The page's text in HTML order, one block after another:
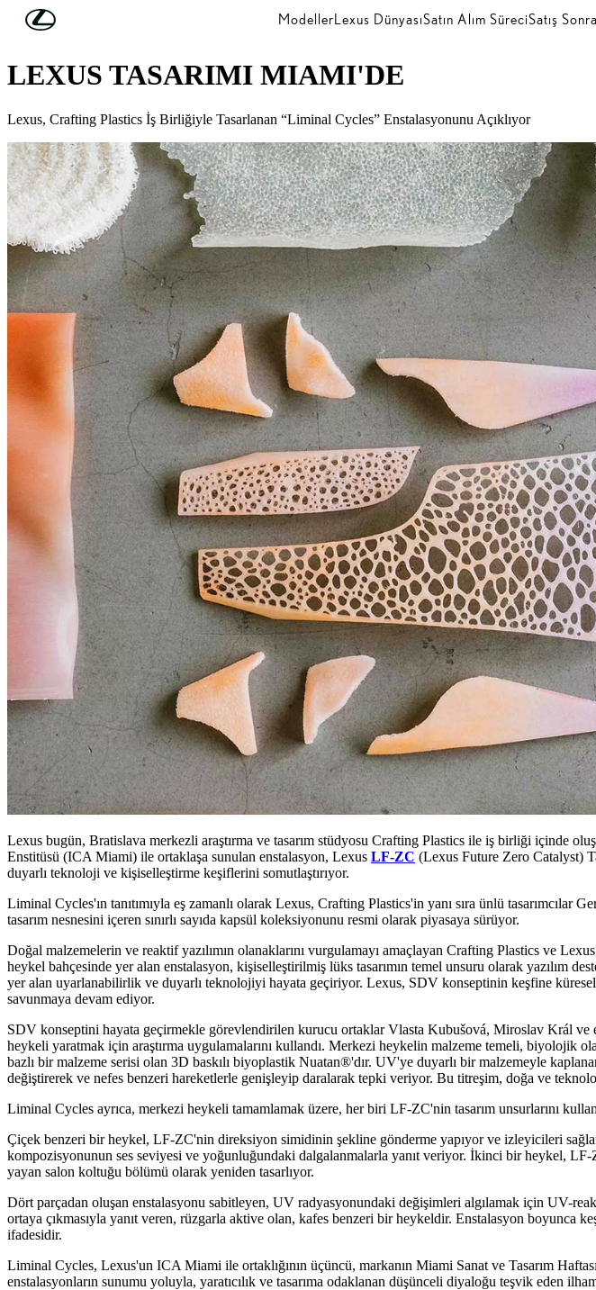
Skip to Main Content ModellerLexus DünyasıSatın Alım SüreciSatış
LEXUS'U KEŞFEDİN
LEXUS TASARIMI MIAMI'DE
Lexus, Crafting Plastics İş Birliğiyle Tasarlanan “Liminal Cycles” Enstalasyonunu Açıklıyor
Lexus bugün, Bratislava merkezli araştırma ve tasarım stüdyosu Crafting Plastics ile iş birliği içinde
Enstitüsü (ICA Miami) ile ortaklaşa sunulan enstalasyon, Lexus LF-ZC (Lexus Future Zero Catalyst)
duyarlı teknoloji ve kişiselleştirme keşiflerini somutlaştırıyor.
Liminal Cycles'ın tanıtımıyla eş zamanlı olarak Lexus, Crafting Plastics'in yanı sıra ünlü
tasarım nesnesini içeren sınırlı sayıda kapsül koleksiyonunu resmi olarak piyasaya sürüyor.
Doğal malzemelerin ve reaktif yazılımın olanaklarını vurgulamayı amaçlayan Crafting Plastics ve
heykel bahçesinde yer alan enstalasyon, kişiselleştirilmiş lüks tasarımın temel unsuru olarak yazılım
yer alan uyarlanabilirlik ve duyarlı teknolojiyi hayata geçiriyor. Lexus, SDV konseptinin keşfine
savunmaya devam ediyor.
SDV konseptini hayata geçirmekle görevlendirilen kurucu ortaklar Vlasta Kubušová, Miroslav Král
heykeli yaratmak için araştırma uygulamalarını kullandı. Merkezi heykelin malzeme temeli, biyolojik
bazlı bir malzeme serisi olan 3D baskılı biyoplastik Nuatan®'dır. UV'ye duyarlı bir malzemeyle
değiştirerek ve nefes benzeri hareketlerle genişleyip daralarak tepki veriyor. Bu titreşim, doğa ve
Liminal Cycles ayrıca, merkezi heykeli tamamlamak üzere, her biri LF-ZC'nin tasarım unsurlarını
Çiçek benzeri bir heykel, LF-ZC'nin direksiyon simidinin şekline gönderme yapıyor ve izleyicileri
kompozisyonunun ses seviyesi ve yoğunluğundaki dalgalanmalarla yanıt veriyor. İkinci bir heykel,
yayan salon koltuğu bölümü olarak yeniden tasarlıyor.
Dört parçadan oluşan enstalasyonu sabitleyen, UV radyasyonundaki değişimleri algılamak için UV-
ortaya çıkmasıyla yanıt veren, rüzgarla aktive olan, kafes benzeri bir heykeldir. Enstalasyon boyunca
ifadesidir.
Liminal Cycles, Lexus'un ICA Miami ile ortaklığının üçüncü, markanın Miami Sanat ve Tasarım
enstalasyonların sunumu yoluyla, yaratıcılık ve tasarıma odaklanan düşünceli diyaloğu teşvik eden